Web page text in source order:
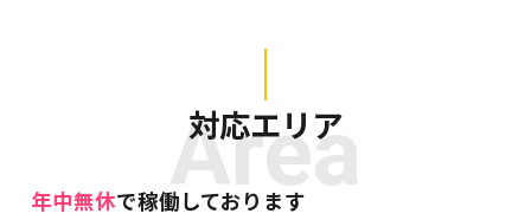
Area
対応エリア
年中無休で稼働しております